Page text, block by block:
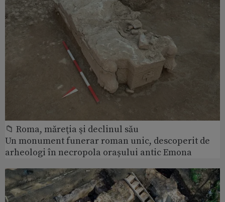
📁 Roma, măreţia şi declinul său
Un monument funerar roman unic, descoperit de
arheologi în necropola orașului antic Emona